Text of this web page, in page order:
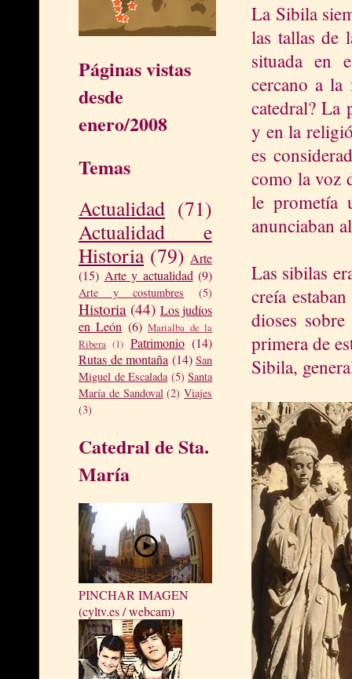
Páginas vistas
desde
enero/2008
Temas
Actualidad (71)
Actualidad e
Historia (79) Arte
(15) Arte y actualidad (9)
Arte y costumbres (5)
Historia (44) Los judíos
en León (6) Marialba de la
Ribera (1) Patrimonio (14)
Rutas de montaña (14) San
Miguel de Escalada (5) Santa
María de Sandoval (2) Viajes
(3)
Catedral de Sta.
María
PINCHAR IMAGEN
(cyltv.es / webcam)
La Sibila
las tallas de
situada en
cercano a
catedral? La
y en la
es
como la voz
le prometía
anunciaban
Las sibilas
creía
dioses
primera de
Sibila,